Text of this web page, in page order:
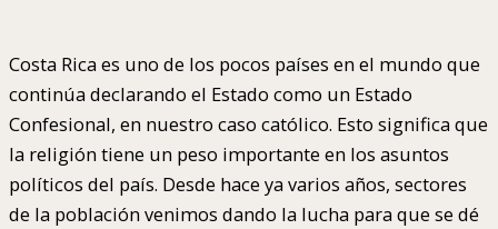
Costa Rica es uno de los pocos países en el mundo que
continúa declarando el Estado como un Estado
Confesional, en nuestro caso católico. Esto significa que
la religión tiene un peso importante en los asuntos
políticos del país. Desde hace ya varios años, sectores
de la población venimos dando la lucha para que se dé